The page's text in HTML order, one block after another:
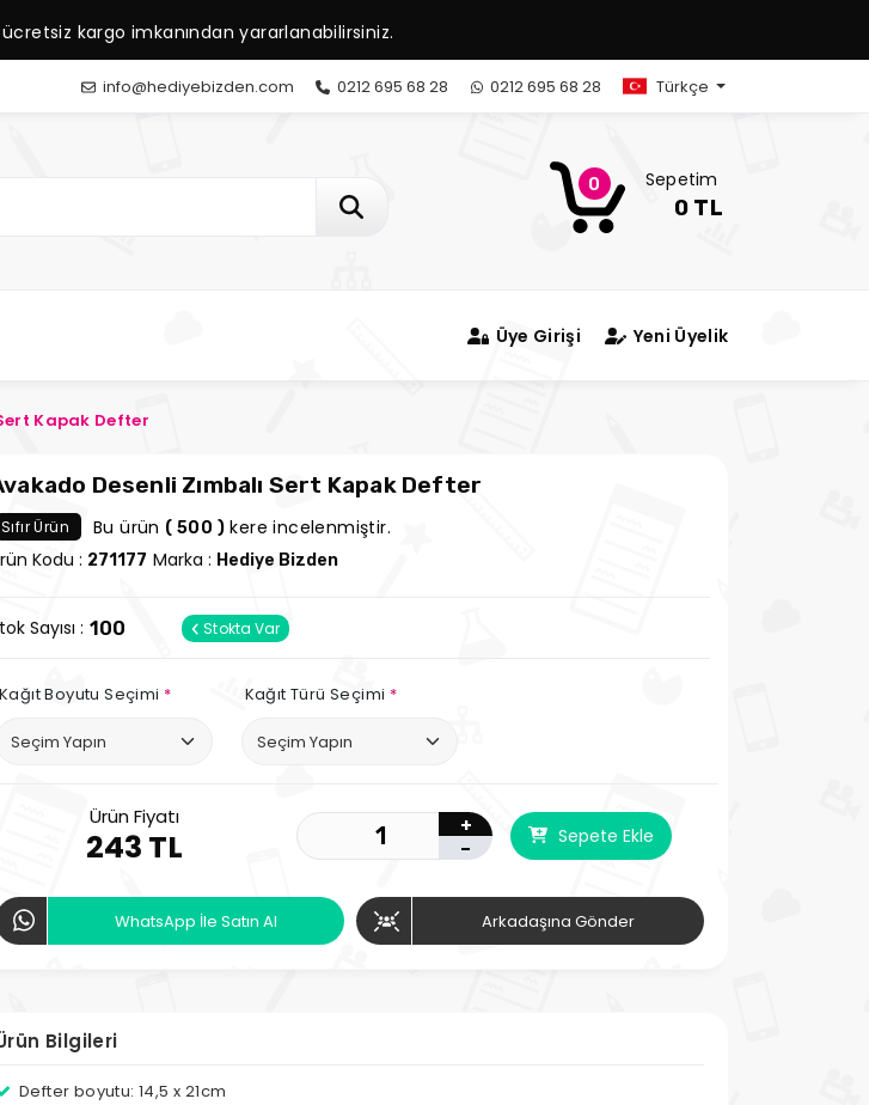
ücretsiz kargo imkanından yararlanabilirsiniz.
info@hediyebizden.com 0212 695 68 28 0212 695 68 28 Türkçe
0 Sepetim
0 TL
Üye Girişi Yeni Üyelik
Kapak Defter
Desenli Zımbalı Sert Kapak Defter
Sıfır Ürün Bu ürün ( 500 ) kere incelenmiştir.
Kodu : 271177 Marka : Hediye Bizden
Sayısı : 100 Stokta Var
Kağıt Boyutu Seçimi * Kağıt Türü Seçimi *
Ürün Fiyatı
243 TL
+
-
Sepete Ekle
WhatsApp İle Satın Al Arkadaşına Gönder
Bilgileri
Defter boyutu: 14,5 x 21cm